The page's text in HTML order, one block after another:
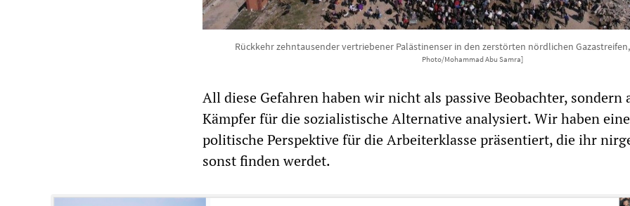
Rückkehr zehntausender vertriebener Palästinenser in den zerstörten nördlichen
Photo/Mohammad Abu Samra]
All diese Gefahren haben wir nicht als passive Beobachter, sondern
Kämpfer für die sozialistische Alternative analysiert. Wir haben eine
politische Perspektive für die Arbeiterklasse präsentiert, die ihr
sonst finden werdet.